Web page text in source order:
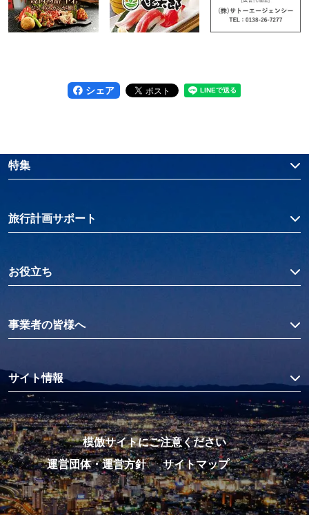
シェア
特集
旅行計画サポート
お役立ち
事業者の皆様へ
サイト情報
模倣サイトにご注意ください
運営団体・運営方針
サイトマップ